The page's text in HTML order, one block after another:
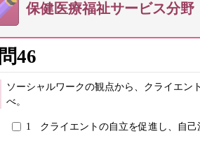
保健医療福祉サービス分
問46
ソーシャルワークの観点から、クライエン
べ。
1 クライエントの自立を促進し、自